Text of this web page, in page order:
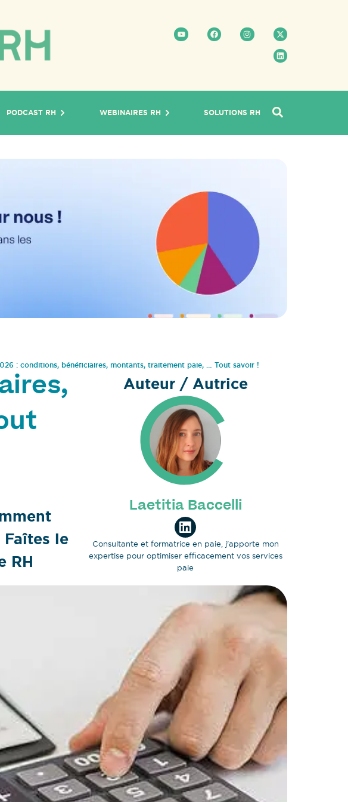
PODCAST RH WEBINAIRES RH SOLUTIONS RH
: conditions, bénéficiaires, montants, traitement paie, … Tout savoir !
le
RH
Auteur / Autrice
Laetitia Baccelli
Consultante et formatrice en paie, j'apporte mon
expertise pour optimiser efficacement vos services
paie